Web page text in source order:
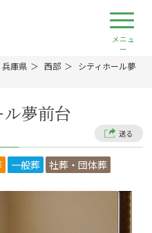
兵庫県 西部
シティホール夢
夢前台
送る
一般葬 社葬・団体葬